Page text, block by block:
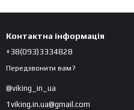
Контактна інформація
+38(093)3334828
Передзвонити вам?
@viking_in_ua
1viking.in.ua@gmail.com